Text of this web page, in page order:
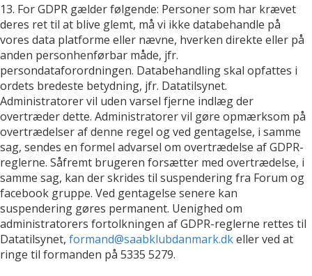
13. For GDPR gælder følgende: Personer som har krævet
deres ret til at blive glemt, må vi ikke databehandle på
vores data platforme eller nævne, hverken direkte eller på
anden personhenførbar måde, jfr.
persondataforordningen. Databehandling skal opfattes i
ordets bredeste betydning, jfr. Datatilsynet.
Administratorer vil uden varsel fjerne indlæg der
overtræder dette. Administratorer vil gøre opmærksom på
overtrædelser af denne regel og ved gentagelse, i samme
sag, sendes en formel advarsel om overtrædelse af GDPR-
reglerne. Såfremt brugeren forsætter med overtrædelse, i
samme sag, kan der skrides til suspendering fra Forum og
facebook gruppe. Ved gentagelse senere kan
suspendering gøres permanent. Uenighed om
administratorers fortolkningen af GDPR-reglerne rettes til
Datatilsynet, formand@saabklubdanmark.dkeller ved at
ringe til formanden på 5335 5279.